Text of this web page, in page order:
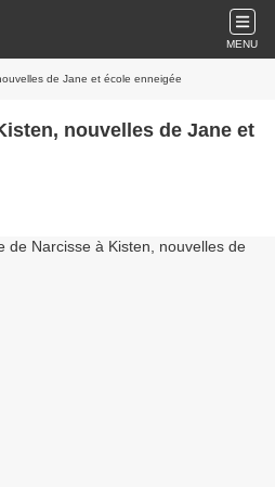
MENU
de Jane et école enneigée
nouvelles de Jane et